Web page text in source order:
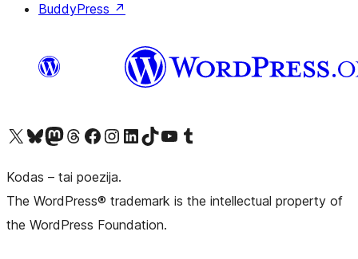
BuddyPress ↗
Visit our X (formerly Twitter) account
Apsilankykite mūsų Bluesky paskyroje
Visit our Mastodon account
Apsilankykite mūsų Threads paskyroje
Visit our Facebook pageVisit our Instagram account
Visit our LinkedIn account
Apsilankykite mūsų TikTok paskyroje
Visit our YouTube channel
Apsilankykite mūsų Tumblr paskyroje
Kodas – tai poezija.
The WordPress® trademark is the intellectual property of
the WordPress Foundation.